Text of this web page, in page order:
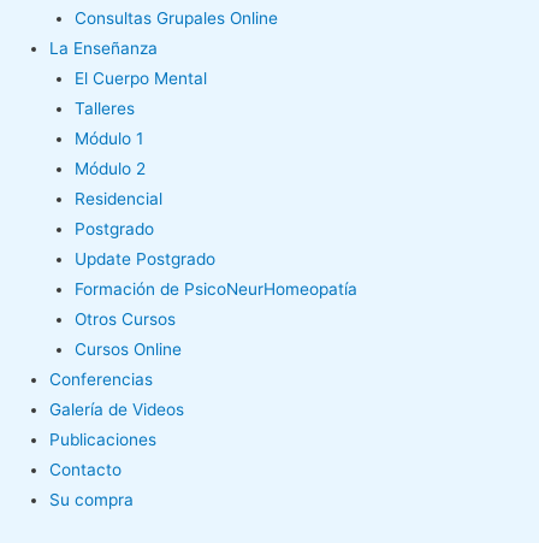
Consultas Grupales Online
La Enseñanza
El Cuerpo Mental
Talleres
Módulo 1
Módulo 2
Residencial
Postgrado
Update Postgrado
Formación de PsicoNeurHomeopatía
Otros Cursos
Cursos Online
Conferencias
Galería de Videos
Publicaciones
Contacto
Su compra